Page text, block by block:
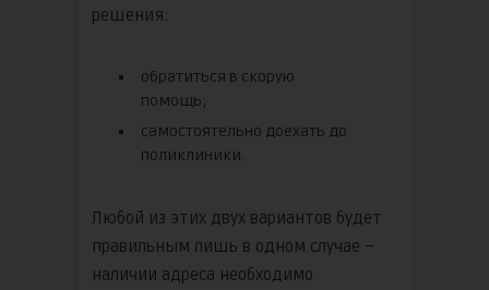
решения:
обратиться в скорую
помощь;
самостоятельно доехать до
поликлиники.
Любой из этих двух вариантов будет
правильным лишь в одном случае –
наличии адреса необходимо